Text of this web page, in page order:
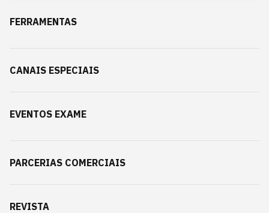
FERRAMENTAS
CANAIS ESPECIAIS
EVENTOS EXAME
PARCERIAS COMERCIAIS
REVISTA